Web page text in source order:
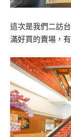
這次是我們二訪
滿好買的賣場，